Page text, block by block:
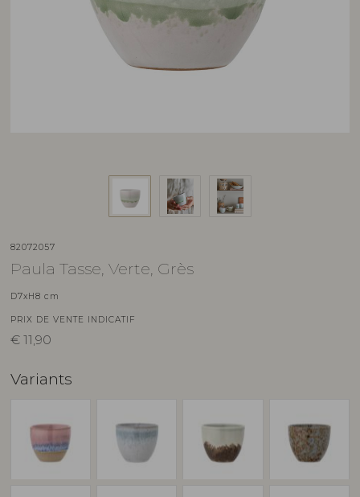
82072057
Paula Tasse, Verte, Grès
D7xH8 cm
PRIX DE VENTE INDICATIF
€ 11,90
Variants